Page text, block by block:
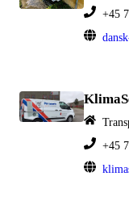
+45
+45